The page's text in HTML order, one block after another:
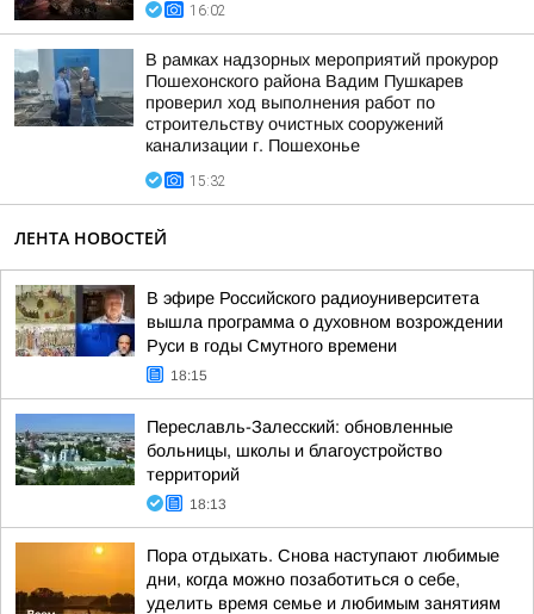
16:02
В рамках надзорных мероприятий прокурор
Пошехонского района Вадим Пушкарев
проверил ход выполнения работ по
строительству очистных сооружений
канализации г. Пошехонье
15:32
ЛЕНТА НОВОСТЕЙ
В эфире Российского радиоуниверситета
вышла программа о духовном возрождении
Руси в годы Смутного времени
18:15
Переславль-Залесский: обновленные
больницы, школы и благоустройство
территорий
18:13
Пора отдыхать. Снова наступают любимые
дни, когда можно позаботиться о себе,
уделить время семье и любимым занятиям